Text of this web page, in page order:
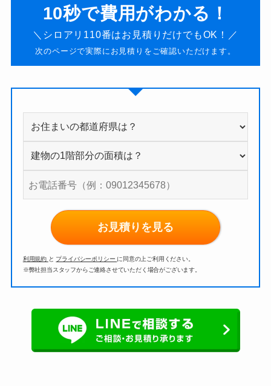
10秒で費用がわかる！
＼シロアリ110番はお見積りだけでもOK！／
次のページで実際にお見積りをご確認いただけます。
お見積りを見る
利用規約 と プライバシーポリシー に同意の上ご利用ください。
※弊社担当スタッフからご連絡させていただく場合がございます。